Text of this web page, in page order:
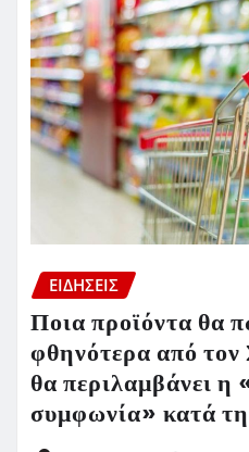
ΕΙΔΗΣΕΙΣ
Ποια προϊόντα θα
φθηνότερα από
θα περιλαμβάνει η
συμφωνία» κατά